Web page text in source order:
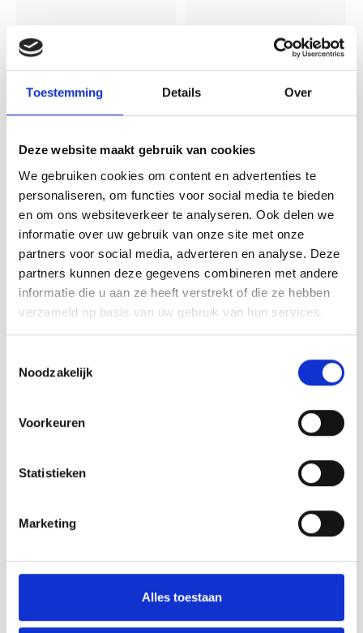
Toestemming Details Over
Deze website maakt gebruik van cookies
We gebruiken cookies om content en advertenties te
personaliseren, om functies voor social media te bieden
en om ons websiteverkeer te analyseren. Ook delen we
informatie over uw gebruik van onze site met onze
partners voor social media, adverteren en analyse. Deze
partners kunnen deze gegevens combineren met andere
informatie die u aan ze heeft verstrekt of die ze hebben
verzameld op basis van uw gebruik van hun services.
Noodzakelijk
Voorkeuren
Statistieken
Marketing
Alles toestaan
Lamana - Cosma 28
Slate Grey
hedendaagse combinatie
heerlijk zacht aan, heeft een
subtiele glans en dankzij het
Hierdoor is Cosma uitermate
geschikt voor zomerbreiprojecten.
Deliverytime
€6,50
Lamana
Lamana - Cosma 31
hedendaagse combinatie
heerlijk zacht aan, heeft een
subtiele glans en dankzij het
Hierdoor is Cosma uitermate
geschikt voor zomerbreiprojecten.
Deliverytime
€6,50
Lamana - Cosma 32
van katoen en modal. Het voelt
heerlijk zacht aan, heeft een
subtiele glans en dankzij het
model is het bijzonder ademend.
Hierdoor is Cosma uitermate
Lamana - Cosma 33
Het Cosma DK-garen is een
van katoen en modal. Het voelt
heerlijk zacht aan, heeft een
model is het bijzonder ademend.
Hierdoor is Cosma uitermate